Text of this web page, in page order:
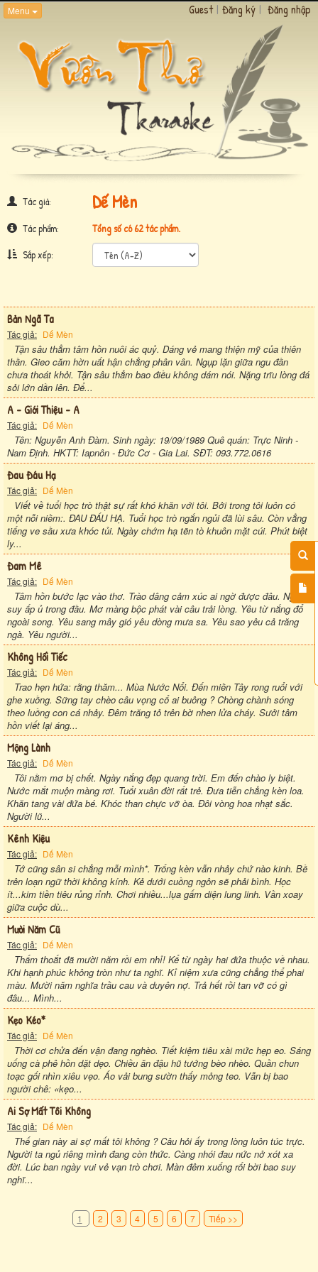
Menu Guest | Đăng ký | Đăng nhập
Tác giả: Dế Mèn
Tác phẩm:
Tổng số có 62 tác phẩm.
Sắp xếp:
Bản Ngã Ta
Tác giả: Dế Mèn
Tận sâu thẳm tâm hồn nuôi ác quỷ. Dáng vẻ mang thiện mỹ của thiên
thần. Gieo căm hờn uất hận chẳng phân vân. Ngụp lặn giữa ngu đần
chưa thoát khỏi. Tận sâu thẳm bao điều không dám nói. Nặng trĩu lòng đá
sỏi lớn dần lên. Để...
A - Giới Thiệu - A
Tác giả: Dế Mèn
Tên: Nguyễn Anh Đàm. Sinh ngày: 19/09/1989 Quê quán: Trực Ninh -
Nam Định. HKTT: Iapnôn - Đức Cơ - Gia Lai. SĐT: 093.772.0616
Đau Đáu Hạ
Tác giả: Dế Mèn
Viết về tuổi học trò thật sự rất khó khăn với tôi. Bởi trong tôi luôn có
một nỗi niềm:. ĐAU ĐÁU HẠ. Tuổi học trò ngắn ngủi đã lùi sâu. Còn vẳng
tiếng ve sầu xưa khóc tủi. Ngày chớm hạ tẽn tò khuôn mặt cúi. Phút biệt
ly...
Đam Mê
Tác giả: Dế Mèn
Tâm hồn bước lạc vào thơ. Trào dâng cảm xúc ai ngờ được đâu. Nghĩ
suy ấp ủ trong đầu. Mơ màng bộc phát vài câu trải lòng. Yêu từ nắng đổ
ngoài song. Yêu sang mây gió yêu dòng mưa sa. Yêu sao yêu cả trăng
ngà. Yêu người...
Không Hối Tiếc
Tác giả: Dế Mèn
Trao hẹn hứa: rằng thăm... Mùa Nước Nổi. Đến miền Tây rong ruổi với
ghe xuồng. Sững tay chèo câu vọng cổ ai buông ? Chòng chành sóng
theo luồng con cá nhảy. Đêm trăng tỏ trên bờ nhen lửa cháy. Sưởi tâm
hồn viết lại áng...
Mộng Lành
Tác giả: Dế Mèn
Tôi nằm mơ bị chết. Ngày nắng đẹp quang trời. Em đến chào ly biệt.
Nước mắt muộn màng rơi. Tuổi xuân đời rất trẻ. Đưa tiễn chẳng kèn loa.
Khăn tang vài đứa bé. Khóc than chực vỡ òa. Đôi vòng hoa nhạt sắc.
Người lũ...
Kênh Kiệu
Tác giả: Dế Mèn
Tớ cũng sân si chẳng mỗi mình*. Trống kèn vẫn nhảy chứ nào kinh. Bề
trên loạn ngữ thời không kính. Kẻ dưới cuồng ngôn sẽ phải bình. Học
ít...kim tiền tiêu rủng rỉnh. Chơi nhiều...lụa gấm diện lung linh. Vần xoay
giữa cuộc dù...
Mười Năm Cũ
Tác giả: Dế Mèn
Thấm thoắt đã mười năm rồi em nhỉ! Kể từ ngày hai đứa thuộc về nhau.
Khi hạnh phúc không tròn như ta nghĩ. Kỉ niệm xưa cũng chẳng thể phai
màu. Mười năm nghĩa trầu cau và duyên nợ. Trả hết rồi tan vỡ có gì
đâu... Mình...
Kẹo Kéo*
Tác giả: Dế Mèn
Thời cơ chửa đến vận đang nghèo. Tiết kiệm tiêu xài mức hẹp eo. Sáng
uống cà phê hồn dặt dẹo. Chiều ăn đậu hũ tướng bèo nhèo. Quần chun
toạc gối nhìn xiêu vẹo. Áo vải bung sườn thấy mỏng teo. Vẫn bị bao
người chê: «kẹo...
Ai Sợ Mất Tôi Không
Tác giả: Dế Mèn
Thế gian này ai sợ mất tôi không ? Câu hỏi ấy trong lòng luôn túc trực.
Người ta ngủ riêng mình đang còn thức. Càng nhói đau nức nở xót xa
đời. Lúc ban ngày vui vẻ vạn trò chơi. Màn đêm xuống rối bời bao suy
nghĩ...
1 2 3 4 5 6 7 Tiếp >>